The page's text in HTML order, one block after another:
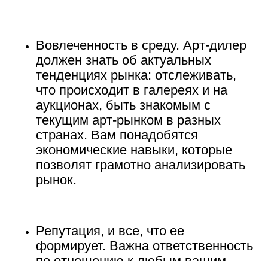
Вовлеченность в среду. Арт-дилер
должен знать об актуальных
тенденциях рынка: отслеживать,
что происходит в галереях и на
аукционах, быть знакомым с
текущим арт-рынком в разных
странах. Вам понадобятся
экономические навыки, которые
позволят грамотно анализировать
рынок.
Репутация, и все, что ее
формирует. Важна ответственность